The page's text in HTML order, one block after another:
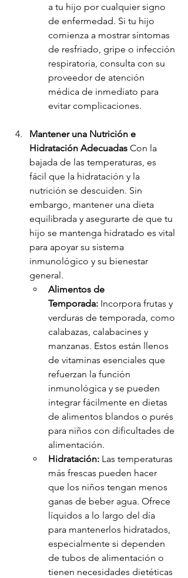
a tu hijo por cualquier signo
de enfermedad. Si tu hijo
comienza a mostrar síntomas
de resfriado, gripe o infección
respiratoria, consulta con su
proveedor de atención
médica de inmediato para
evitar complicaciones.
Mantener una Nutrición e
Hidratación Adecuadas Con la
bajada de las temperaturas, es
fácil que la hidratación y la
nutrición se descuiden. Sin
embargo, mantener una dieta
equilibrada y asegurarte de que tu
hijo se mantenga hidratado es vital
para apoyar su sistema
inmunológico y su bienestar
general.
Alimentos de
Temporada: Incorpora frutas y
verduras de temporada, como
calabazas, calabacines y
manzanas. Estos están llenos
de vitaminas esenciales que
refuerzan la función
inmunológica y se pueden
integrar fácilmente en dietas
de alimentos blandos o purés
para niños con dificultades de
alimentación.
Hidratación: Las temperaturas
más frescas pueden hacer
que los niños tengan menos
ganas de beber agua. Ofrece
líquidos a lo largo del día
para mantenerlos hidratados,
especialmente si dependen
de tubos de alimentación o
tienen necesidades dietéticas